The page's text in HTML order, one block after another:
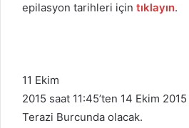
epilasyon tarihleri için tıklayın.
11 Ekim
2015 saat 11:45’ten 14 Ekim
Terazi Burcunda olacak.